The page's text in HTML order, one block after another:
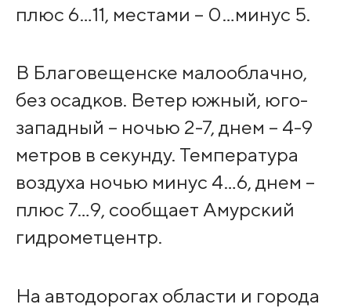
плюс 6…11, местами – 0…минус 5.
В Благовещенске малооблачно,
без осадков. Ветер южный, юго-
западный – ночью 2-7, днем – 4-9
метров в секунду. Температура
воздуха ночью минус 4…6, днем –
плюс 7…9, сообщает Амурский
гидрометцентр.
На автодорогах области и города